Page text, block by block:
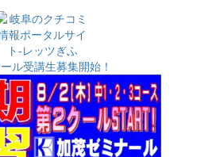
ル受講生募集開始！